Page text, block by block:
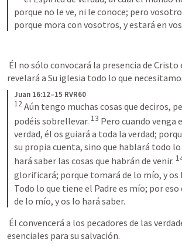
porque no le ve, ni le conoce; pero
porque mora con vosotros, y estará en
revelará a Su iglesia todo lo que
Juan 16:12–15 RVR60
12 Aún tengo muchas cosas que deciros,
podéis sobrellevar. 13 Pero cuando venga
verdad, él os guiará a toda la verdad;
su propia cuenta, sino que hablará todo lo
hará saber las cosas que habrán de venir.
glorificará; porque tomará de lo mío, y os
Todo lo que tiene el Padre es mío; por
de lo mío, y os lo hará saber.
esenciales para su salvación.